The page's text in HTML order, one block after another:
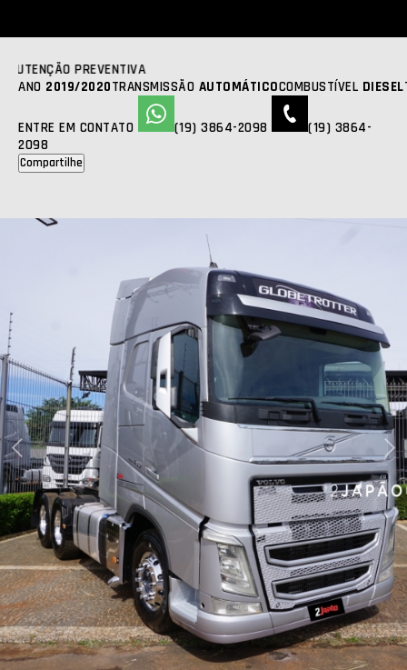
ANO 2019/2020TRANSMISSÃO AUTOMÁTICOCOMBUSTÍVEL DIESEL
ENTRE EM CONTATO (19) 3864-2098
(19) 3864-
2098
Compartilhe